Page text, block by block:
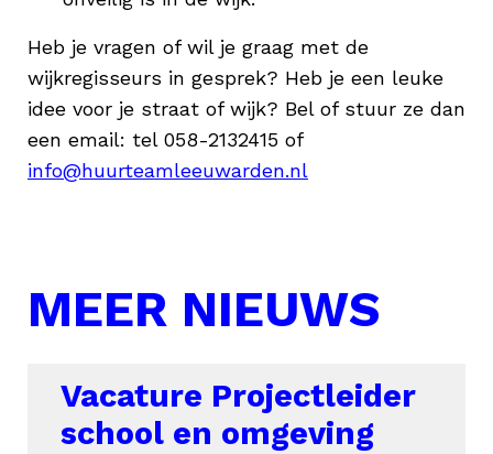
Heb je vragen of wil je graag met de
wijkregisseurs in gesprek? Heb je een leuke
idee voor je straat of wijk? Bel of stuur ze dan
een email: tel 058-2132415 of
info@huurteamleeuwarden.nl
MEER NIEUWS
Vacature Projectleider
school en omgeving